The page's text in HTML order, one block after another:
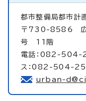
都市整備局都市
〒730-8586 広
号 11階
電話：082-504-
ス：082-504-
urban-